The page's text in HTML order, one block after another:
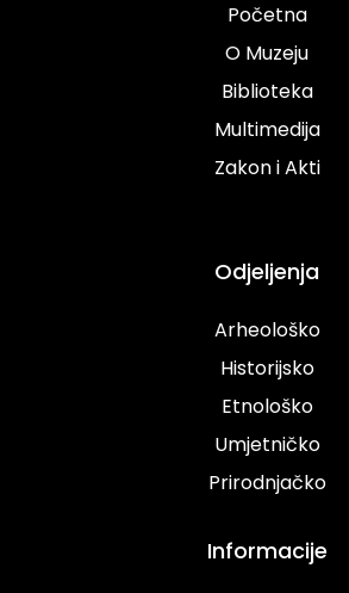
Početna
O Muzeju
Biblioteka
Multimedija
Zakon i Akti
Odjeljenja
Arheološko
Historijsko
Etnološko
Umjetničko
Prirodnjačko
Informacije